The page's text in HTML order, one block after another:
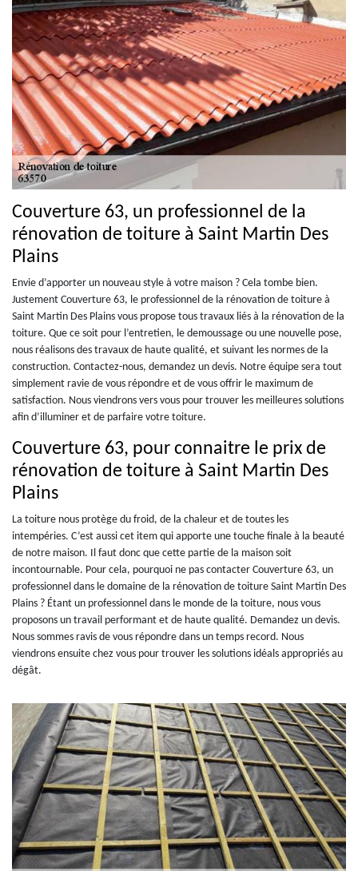
Couverture 63, un professionnel de la
rénovation de toiture à Saint Martin Des
Plains
Envie d’apporter un nouveau style à votre maison ? Cela tombe bien.
Justement Couverture 63, le professionnel de la rénovation de toiture à
Saint Martin Des Plains vous propose tous travaux liés à la rénovation de la
toiture. Que ce soit pour l’entretien, le demoussage ou une nouvelle pose,
nous réalisons des travaux de haute qualité, et suivant les normes de la
construction. Contactez-nous, demandez un devis. Notre équipe sera tout
simplement ravie de vous répondre et de vous offrir le maximum de
satisfaction. Nous viendrons vers vous pour trouver les meilleures solutions
afin d’illuminer et de parfaire votre toiture.
Couverture 63, pour connaitre le prix de
rénovation de toiture à Saint Martin Des
Plains
La toiture nous protège du froid, de la chaleur et de toutes les
intempéries. C’est aussi cet item qui apporte une touche finale à la beauté
de notre maison. Il faut donc que cette partie de la maison soit
incontournable. Pour cela, pourquoi ne pas contacter Couverture 63, un
professionnel dans le domaine de la rénovation de toiture Saint Martin Des
Plains ? Étant un professionnel dans le monde de la toiture, nous vous
proposons un travail performant et de haute qualité. Demandez un devis.
Nous sommes ravis de vous répondre dans un temps record. Nous
viendrons ensuite chez vous pour trouver les solutions idéals appropriés au
dégât.